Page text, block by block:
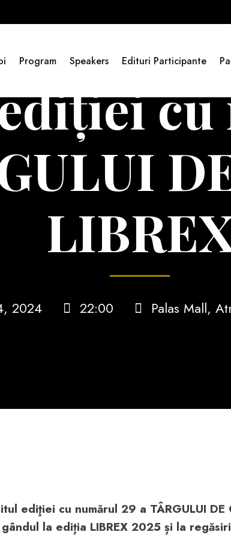
Program Speakers Edituri Participante
cu
2024 22:00 Palas Mall,
ediţiei cu numărul 29 a TÂRGULUI DE
la ediția LIBREX 2025 și la